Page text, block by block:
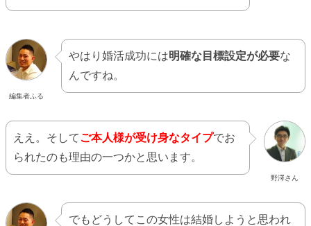
編集者ふる
やはり婚活成功には明確な目標設定が必要な
んですね。
野澤さん
ええ。そしてご本人様が受け身なタイプでお
られたのも理由の一つかと思います。
でもどうしてこの女性は結婚しようと思われ